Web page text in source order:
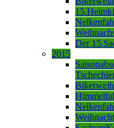
Der
2015